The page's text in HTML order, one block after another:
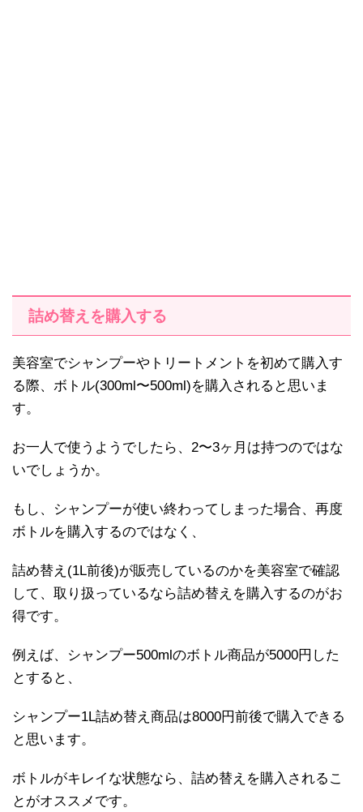
詰め替えを購入する
美容室でシャンプーやトリートメントを初めて購入す
る際、ボトル(300ml〜500ml)を購入されると思いま
す。
お一人で使うようでしたら、2〜3ヶ月は持つのではな
いでしょうか。
もし、シャンプーが使い終わってしまった場合、再度
ボトルを購入するのではなく、
詰め替え(1L前後)が販売しているのかを美容室で確認
して、取り扱っているなら詰め替えを購入するのがお
得です。
例えば、シャンプー500mlのボトル商品が5000円した
とすると、
シャンプー1L詰め替え商品は8000円前後で購入できる
と思います。
ボトルがキレイな状態なら、詰め替えを購入されるこ
とがオススメです。